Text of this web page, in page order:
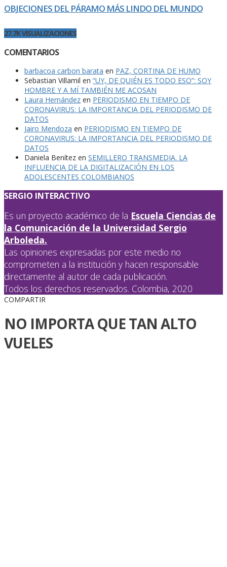
OBJECIONES DEL PÁRAMO MÁS LINDO DEL MUNDO
27.7K VISUALIZACIONES
COMENTARIOS
barbacoa carbon barata en PAZ, CORTINA DE HUMO
Sebastian Villamil en “UY, DE QUIÉN ES TODO ESO”: SOY
HOMBRE Y A MÍ TAMBIÉN ME ACOSAN
Laura Hernández en PERIODISMO EN TIEMPO DE
CORONAVIRUS: LA IMPORTANCIA DEL PERIODISMO DE
DATOS
Jairo Mendoza en PERIODISMO EN TIEMPO DE
CORONAVIRUS: LA IMPORTANCIA DEL PERIODISMO DE
DATOS
Daniela Benítez en SEMILLERO TRANSMEDIA. LA
INFLUENCIA DE LA DIGITALIZACIÓN EN LOS
ADOLESCENTES COLOMBIANOS
SERGIO INTERACTIVO
Es un proyecto académico de la Escuela Ciencias de
la Comunicación de la Universidad Sergio
Arboleda.
Las opiniones expresadas por este medio no
comprometen a la institución y hacen responsable
directamente al autor de cada publicación.
Todos los derechos reservados. Colombia, 2020
COMPARTIR
NO IMPORTA QUE TAN ALTO
VUELES